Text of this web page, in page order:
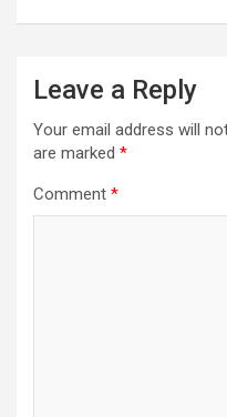
Leave a Reply
Your email address will
are marked *
Comment *